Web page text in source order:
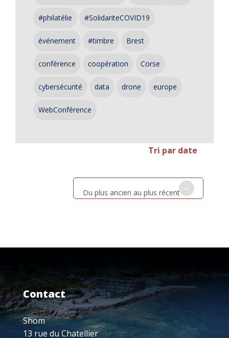
#philatélie #SolidariteCOVID19
événement #timbre Brest
conférence coopération Corse
cybersécurité data drone europe
WebConférence
Tri par date
Du plus ancien au plus récent
Contact
Shom
13 rue du Chatellier